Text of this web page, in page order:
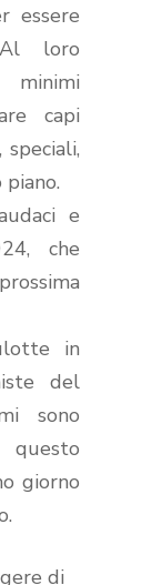
essere
Al loro
capi
e
che
in
del
sono
questo
giorno
di